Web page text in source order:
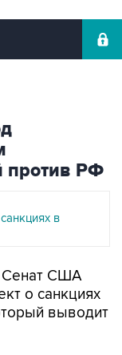
против РФ
в
Сенат США
о санкциях
выводит